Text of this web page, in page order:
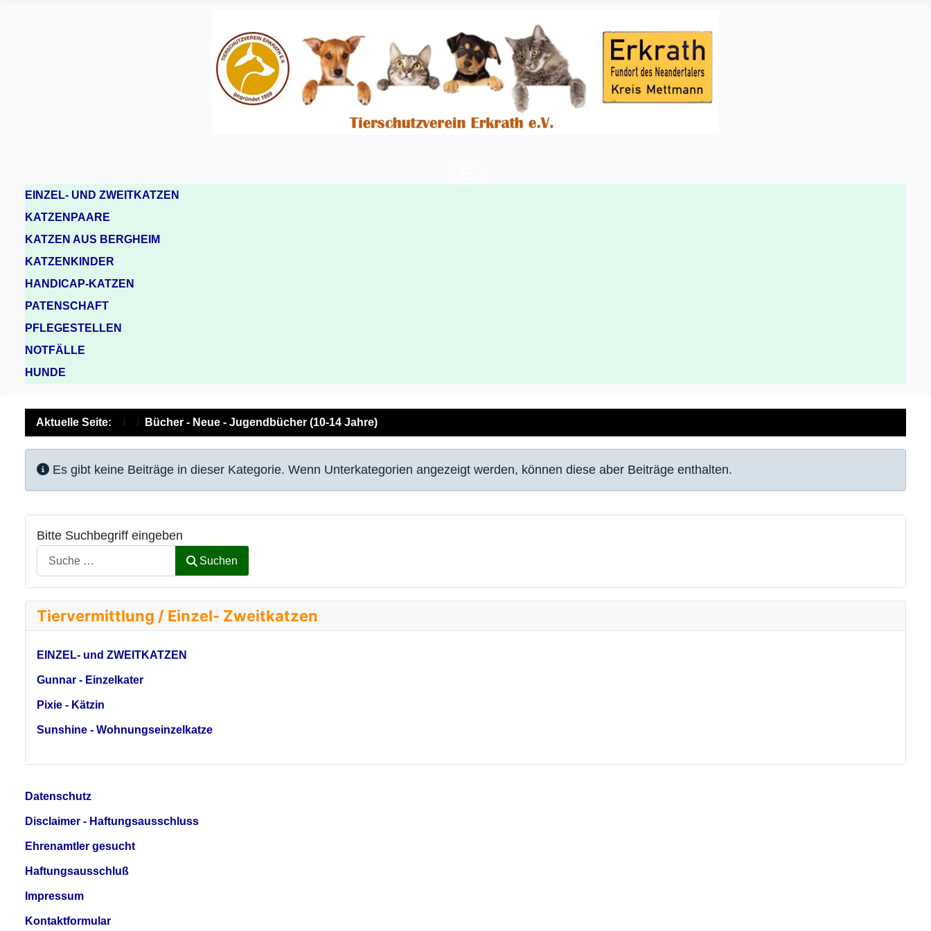
EINZEL- UND ZWEITKATZEN
KATZENPAARE
KATZEN AUS BERGHEIM
KATZENKINDER
HANDICAP-KATZEN
PATENSCHAFT
PFLEGESTELLEN
NOTFÄLLE
HUNDE
Bitte Suchbegriff eingeben
Suchen
Tiervermittlung / Einzel- Zweitkatzen
EINZEL- und ZWEITKATZEN
Gunnar - Einzelkater
Pixie - Kätzin
Sunshine - Wohnungseinzelkatze
Aktuelle Seite: Bücher - Neue - Jugendbücher (10-14 Jahre)
Information
Es gibt keine Beiträge in dieser Kategorie. Wenn Unterkategorien angezeigt werden, können diese aber Beiträge enthalten.
Datenschutz
Disclaimer - Haftungsausschluss
Ehrenamtler gesucht
Haftungsausschluß
Impressum
Kontaktformular